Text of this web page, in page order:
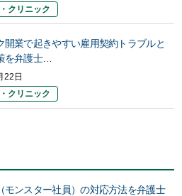
クリニック
開業で起きやすい雇用契約トラブルと
を弁護士…
22日
クリニック
モンスター社員）の対応方法を弁護士